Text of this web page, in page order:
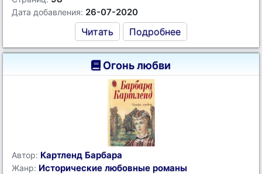
Дата добавления: 26-07-2020
Читать Подробнее
Огонь любви
Автор: Картленд Барбара
Жанр: Исторические любовные романы